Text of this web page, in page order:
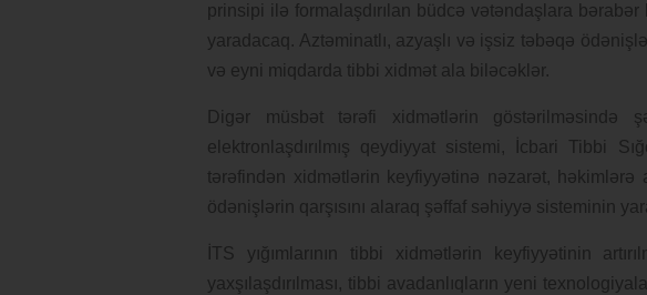
prinsipi ilə formalaşdırılan büdcə vətəndaşlara
yaradacaq. Aztəminatlı, azyaşlı və işsiz təbəqə
və eyni miqdarda tibbi xidmət ala biləcəklər.
Digər müsbət tərəfi xidmətlərin göstərilməsində
elektronlaşdırılmış qeydiyyat sistemi, İcbari Tibbi
tərəfindən xidmətlərin keyfiyyətinə nəzarət, həkimlərə
ödənişlərin qarşısını alaraq şəffaf səhiyyə sisteminin
İTS yığımlarının tibbi xidmətlərin keyfiyyətinin
yaxşılaşdırılması, tibbi avadanlıqların yeni